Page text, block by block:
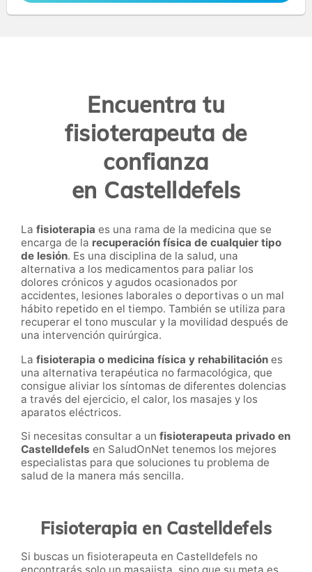
Encuentra tu
fisioterapeuta de
confianza
en Castelldefels
La fisioterapia es una rama de la medicina que se
encarga de la recuperación física de cualquier tipo
de lesión. Es una disciplina de la salud, una
alternativa a los medicamentos para paliar los
dolores crónicos y agudos ocasionados por
accidentes, lesiones laborales o deportivas o un mal
hábito repetido en el tiempo. También se utiliza para
recuperar el tono muscular y la movilidad después de
una intervención quirúrgica.
La fisioterapia o medicina física y rehabilitación es
una alternativa terapéutica no farmacológica, que
consigue aliviar los síntomas de diferentes dolencias
a través del ejercicio, el calor, los masajes y los
aparatos eléctricos.
Si necesitas consultar a un fisioterapeuta privado en
Castelldefels en SaludOnNet tenemos los mejores
especialistas para que soluciones tu problema de
salud de la manera más sencilla.
Fisioterapia en Castelldefels
Si buscas un fisioterapeuta en Castelldefels no